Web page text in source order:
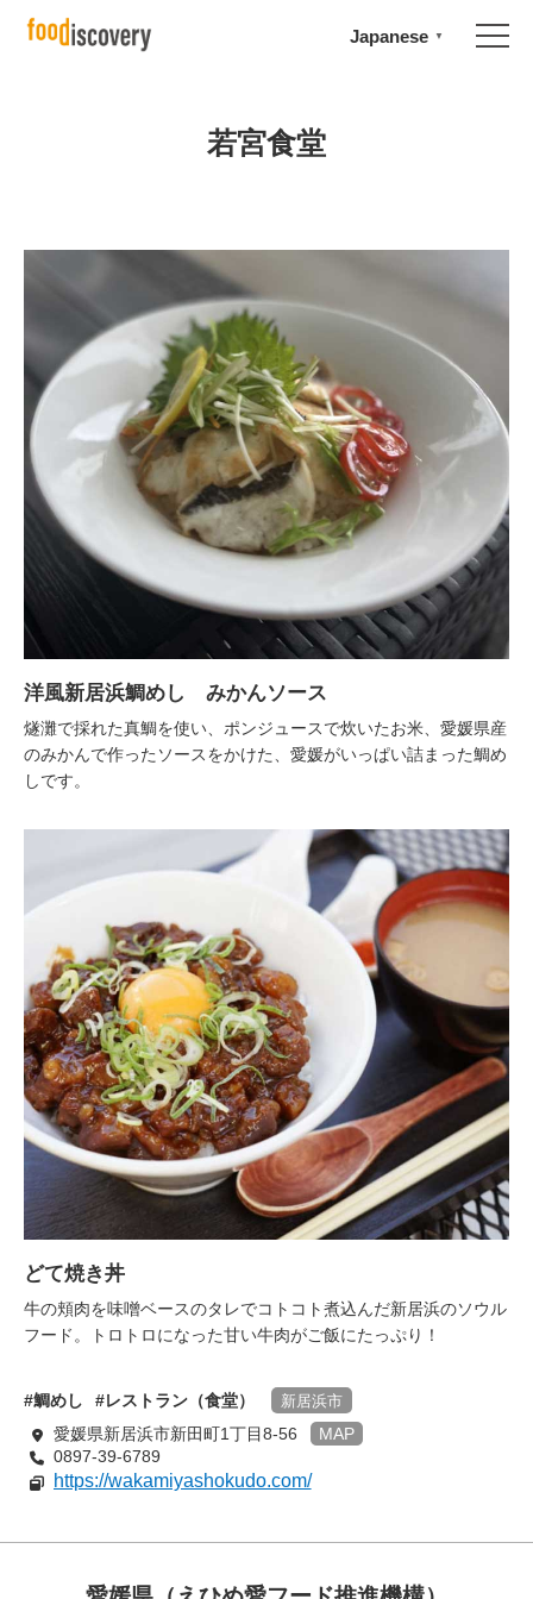
若宮食堂
洋風新居浜鯛めし みかんソース
燧灘で採れた真鯛を使い、ポンジュースで炊いたお米、愛媛県産
のみかんで作ったソースをかけた、愛媛がいっぱい詰まった鯛め
しです。
どて焼き丼
牛の頬肉を味噌ベースのタレでコトコト煮込んだ新居浜のソウル
フード。トロトロになった甘い牛肉がご飯にたっぷり！
鯛めし レストラン（食堂） 新居浜市
愛媛県新居浜市新田町1丁目8-56
MAP
0897-39-6789
https://wakamiyashokudo.com/
Japanese ▼